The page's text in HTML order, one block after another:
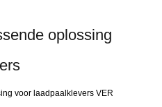
oplossing
voor laadpaalklevers VER